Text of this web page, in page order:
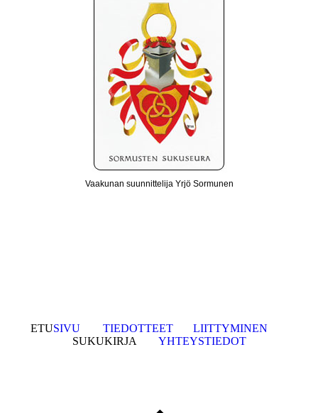
Vaakunan suunnittelija Yrjö Sormunen
ETUSIVU TIEDOTTEET
LIITTYMINEN
SUKUKIRJA YHTEYSTIEDOT